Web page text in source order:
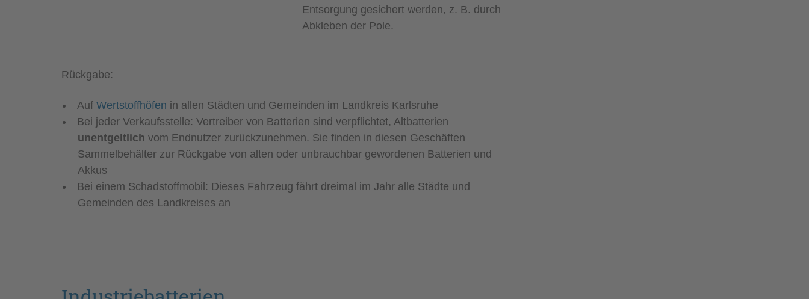
Entsorgung gesichert werden, z. B. durch
Abkleben der Pole.
Rückgabe:
Auf Wertstoffhöfen in allen Städten und Gemeinden im Landkreis Karlsruhe
Bei jeder Verkaufsstelle: Vertreiber von Batterien sind verpflichtet, Altbatterien
unentgeltlich vom Endnutzer zurückzunehmen. Sie finden in diesen Geschäften
Sammelbehälter zur Rückgabe von alten oder unbrauchbar gewordenen Batterien und
Akkus
Bei einem Schadstoffmobil: Dieses Fahrzeug fährt dreimal im Jahr alle Städte und
Gemeinden des Landkreises an